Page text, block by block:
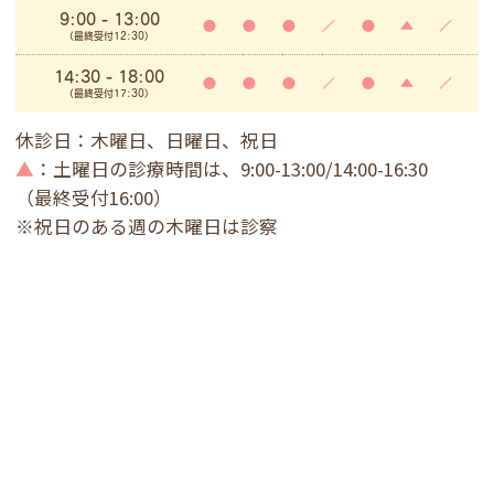
9:00- 13:00
(最終受付12:30)
● ● ● ／ ● ▲ ／
14:30 - 18:00
(最終受付17:30)
● ● ● ／ ● ▲ ／
休診日：木曜日、日曜日、祝日
▲ ：土曜日の診療時間は、9:00-13:00/14:00-16:30
（最終受付16:00）
※祝日のある週の木曜日は診察